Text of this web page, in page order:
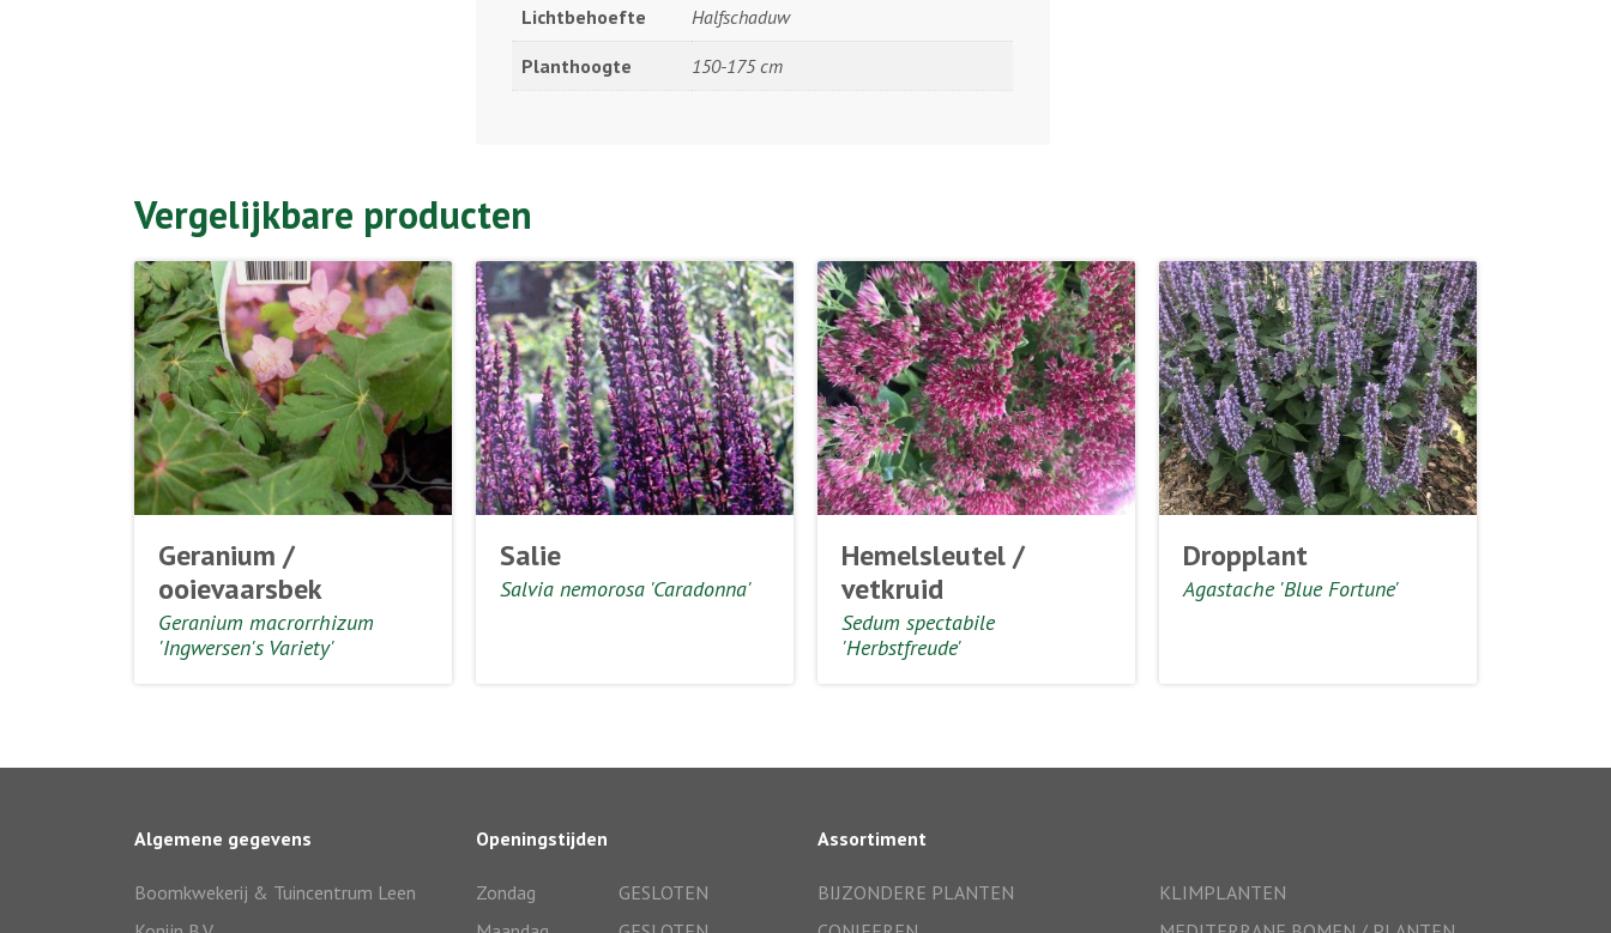
Lichtbehoefte Halfschaduw
Planthoogte 150-175 cm
Vergelijkbare producten
Geranium /
ooievaarsbek
Geranium macrorrhizum
'Ingwersen's Variety'
Salie
Salvia nemorosa 'Caradonna'
Hemelsleutel /
vetkruid
Sedum spectabile
'Herbstfreude'
Dropplant
Agastache 'Blue Fortune'
Algemene gegevens
Boomkwekerij & Tuincentrum Leen
Openingstijden
Zondag
GESLOTEN
Assortiment
BIJZONDERE PLANTEN
KLIMPLANTEN